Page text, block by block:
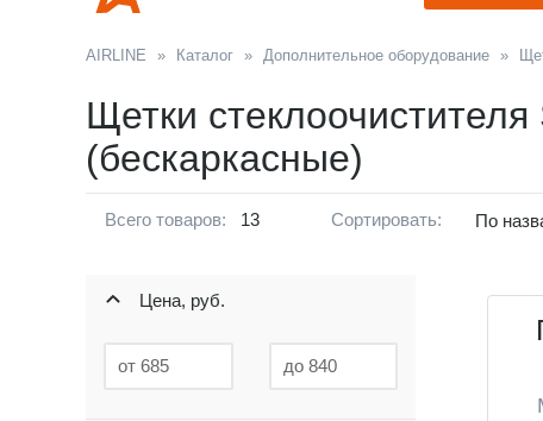
AIRLINE » Каталог » Дополнительное оборудование »
Щетки
(бескаркасные)
Всего товаров: 13 Сортировать: По
Цена, руб.